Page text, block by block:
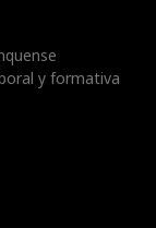
y formativa